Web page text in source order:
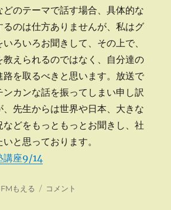
のテーマで話す場合、具体的な
るのは仕方ありませんが、私はグ
ろいろお聞きして、その上で、
教えられるのではなく、自分達の
路を取るべきと思います。放送で
カンな話を振ってしまい申し訳
、先生からは世界や日本、大きな
どをもっともっとお聞きし、社
と思っております。
講座9/14
カ
FMもえる
「月
コメント